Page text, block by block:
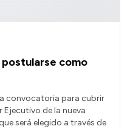
como
convocatoria para cubrir
de la nueva
será elegido a través de